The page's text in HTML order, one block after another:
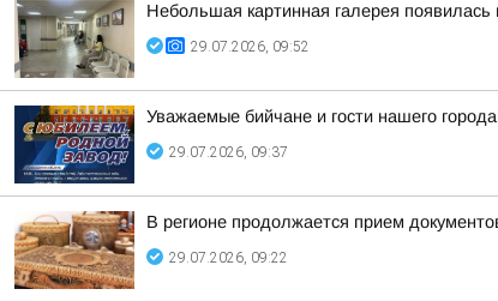
Небольшая картинная галерея
29.07.2026, 09:52
Уважаемые бийчане и гости нашего
29.07.2026, 09:37
В регионе продолжается прием
29.07.2026, 09:22